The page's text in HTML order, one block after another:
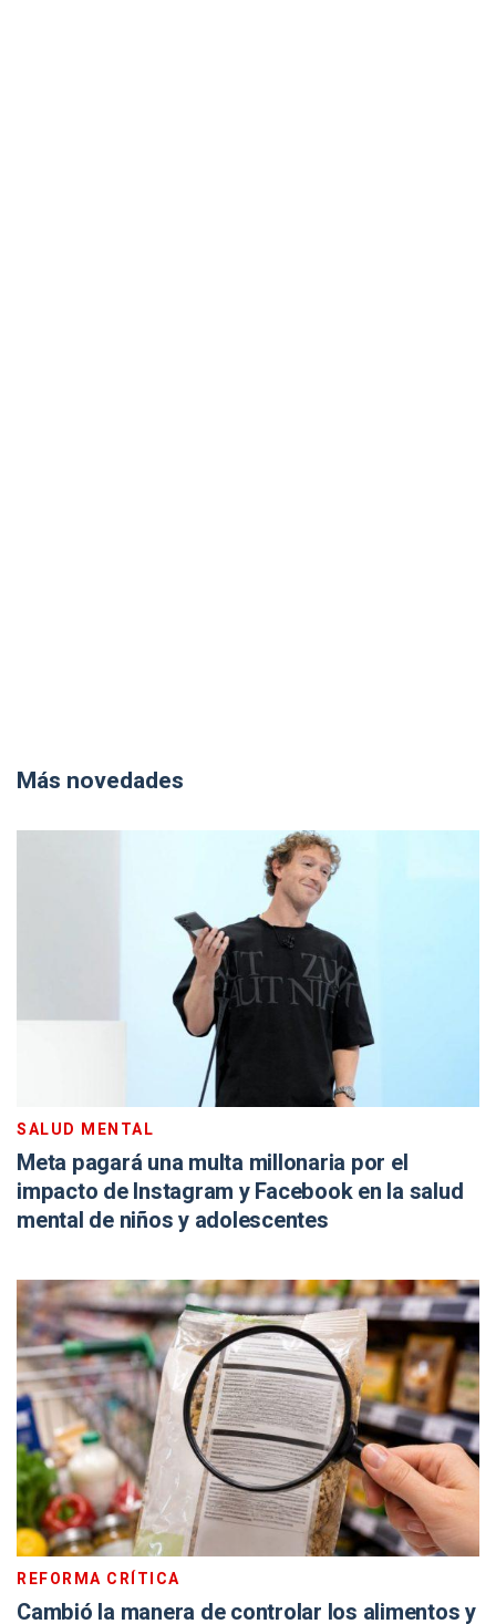
Más novedades
SALUD MENTAL
Meta pagará una multa millonaria por el
impacto de Instagram y Facebook en la salud
mental de niños y adolescentes
REFORMA CRÍTICA
Cambió la manera de controlar los alimentos y